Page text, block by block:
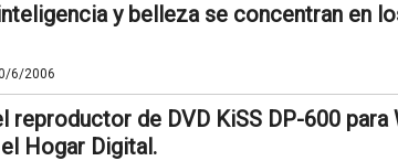
y belleza se concentran en
6/2006
reproductor de DVD KiSS DP-600
Hogar Digital.